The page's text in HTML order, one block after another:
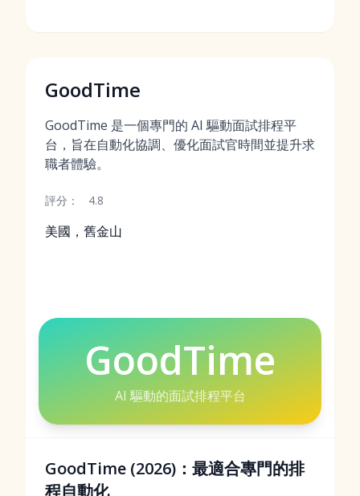
GoodTime
GoodTime 是一個專門的 AI 驅動面試排程平
台，旨在自動化協調、優化面試官時間並提升求
職者體驗。
評分： 4.8
美國，舊金山
GoodTime
AI 驅動的面試排程平台
GoodTime (2026)：最適合專門的排
程自動化